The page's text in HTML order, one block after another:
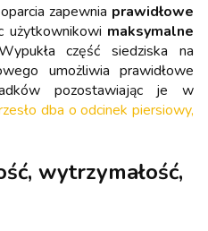
zapewnia prawidłowe
użytkownikowi maksymalne
część siedziska na
umożliwia prawidłowe
pozostawiając je w
dba o odcinek piersiowy,
wytrzymałość,